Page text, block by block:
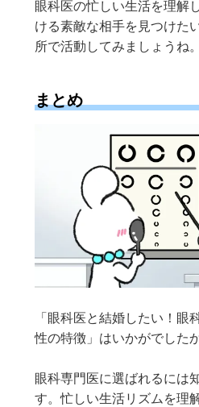
眼科医の忙しい生活を理解
ける素敵な相手を見つけた
所で活動してみましょうね。
まとめ
「眼科医と結婚したい！眼
性の特徴」はいかがでした
眼科専門医に選ばれるには
す。忙しい生活リズムを理